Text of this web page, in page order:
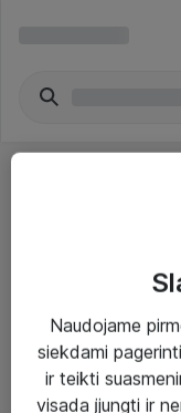
Paslaugos
Sprendimai
Naudojame
siekdami
ir teikti
visada įjungti ir